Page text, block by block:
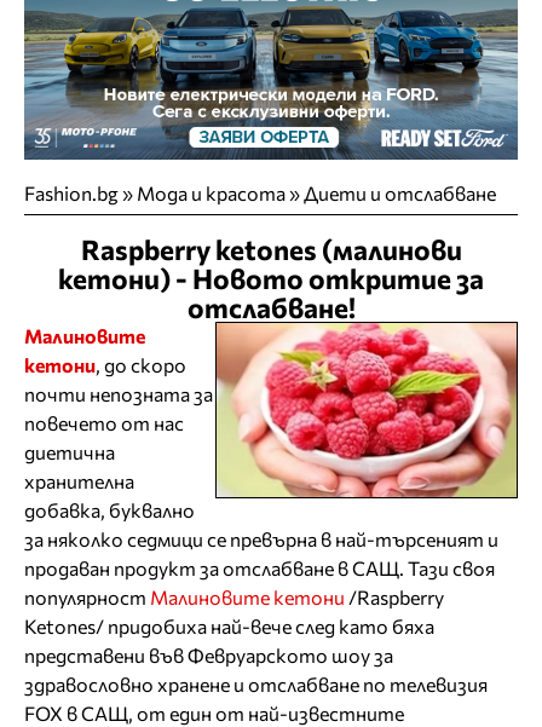
Fashion.bg» Мода и красота»Диети и отслабване
Raspberry ketones (малинови
кетони) - Новото откритие за
отслабване!
Малиновите
кетони, до скоро
почти непозната за
повечето от нас
диетична
хранителна
добавка, буквално
за няколко седмици се превърна в най-търсеният и
продаван продукт за отслабване в САЩ. Тази своя
популярност Малиновите кетони /Raspberry
Ketones/ придобиха най-вече след като бяха
представени във Февруарското шоу за
здравословно хранене и отслабване по телевизия
FOX в САЩ, от един от най-известните